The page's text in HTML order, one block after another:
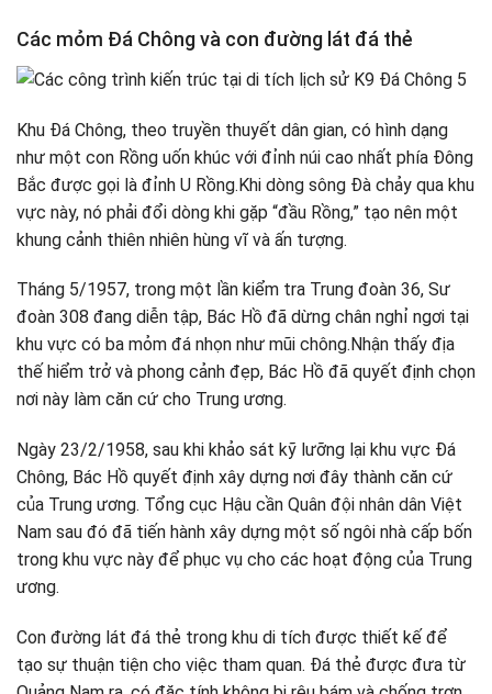
Các mỏm Đá Chông và con đường lát đá thẻ
Khu Đá Chông, theo truyền thuyết dân gian, có hình dạng
như một con Rồng uốn khúc với đỉnh núi cao nhất phía Đông
Bắc được gọi là đỉnh U Rồng.Khi dòng sông Đà chảy qua khu
vực này, nó phải đổi dòng khi gặp “đầu Rồng,” tạo nên một
khung cảnh thiên nhiên hùng vĩ và ấn tượng.
Tháng 5/1957, trong một lần kiểm tra Trung đoàn 36, Sư
đoàn 308 đang diễn tập, Bác Hồ đã dừng chân nghỉ ngơi tại
khu vực có ba mỏm đá nhọn như mũi chông.Nhận thấy địa
thế hiểm trở và phong cảnh đẹp, Bác Hồ đã quyết định chọn
nơi này làm căn cứ cho Trung ương.
Ngày 23/2/1958, sau khi khảo sát kỹ lưỡng lại khu vực Đá
Chông, Bác Hồ quyết định xây dựng nơi đây thành căn cứ
của Trung ương. Tổng cục Hậu cần Quân đội nhân dân Việt
Nam sau đó đã tiến hành xây dựng một số ngôi nhà cấp bốn
trong khu vực này để phục vụ cho các hoạt động của Trung
ương.
Con đường lát đá thẻ trong khu di tích được thiết kế để
tạo sự thuận tiện cho việc tham quan. Đá thẻ được đưa từ